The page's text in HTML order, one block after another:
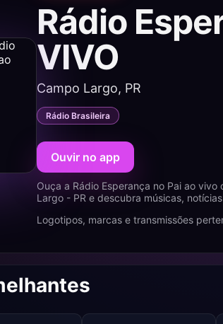
Rádio
VIVO
Campo Largo, PR
Rádio Brasileira
Ouvir no app
Ouça a Rádio Esperança no Pai ao
Largo - PR e descubra músicas,
Logotipos, marcas e transmissões